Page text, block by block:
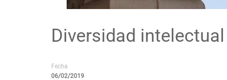
Diversidad
Fecha
06/02/2019